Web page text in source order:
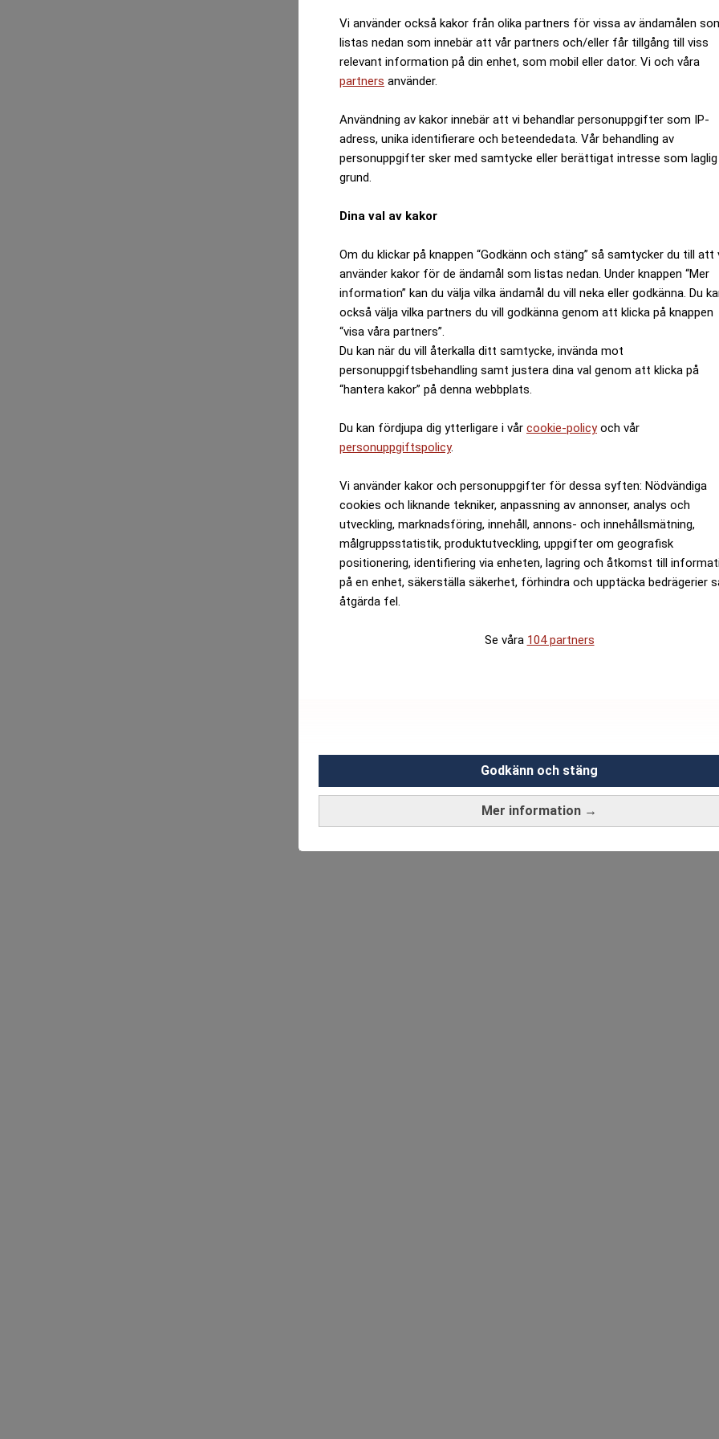
Vi använder också kakor från olika partners för vissa av ändamålen
listas nedan som innebär att vår partners och/eller får tillgång till viss
relevant information på din enhet, som mobil eller dator. Vi och våra
partners använder.
Användning av kakor innebär att vi behandlar personuppgifter som IP-
adress, unika identifierare och beteendedata. Vår behandling av
personuppgifter sker med samtycke eller berättigat intresse som laglig
grund.
Dina val av kakor
Om du klickar på knappen “Godkänn och stäng” så samtycker du till att
använder kakor för de ändamål som listas nedan. Under knappen “Mer
information” kan du välja vilka ändamål du vill neka eller godkänna. Du
också välja vilka partners du vill godkänna genom att klicka på knappen
“visa våra partners”.
Du kan när du vill återkalla ditt samtycke, invända mot
personuppgiftsbehandling samt justera dina val genom att klicka på
“hantera kakor” på denna webbplats.
Du kan fördjupa dig ytterligare i vår cookie-policyoch vår
personuppgiftspolicy.
Vi använder kakor och personuppgifter för dessa syften: Nödvändiga
cookies och liknande tekniker, anpassning av annonser, analys och
utveckling, marknadsföring, innehåll, annons- och innehållsmätning,
målgruppsstatistik, produktutveckling, uppgifter om geografisk
positionering, identifiering via enheten, lagring och åtkomst till
på en enhet, säkerställa säkerhet, förhindra och upptäcka bedrägerier
åtgärda fel.
Se våra 104 partners
Mer information →
Godkänn och stäng